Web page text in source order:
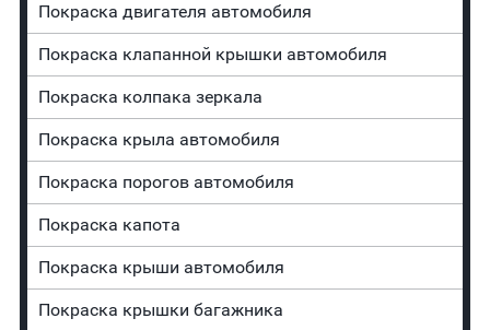
Покраска двигателя автомобиля
Покраска клапанной крышки автомобиля
Покраска колпака зеркала
Покраска крыла автомобиля
Покраска порогов автомобиля
Покраска капота
Покраска крыши автомобиля
Покраска крышки багажника